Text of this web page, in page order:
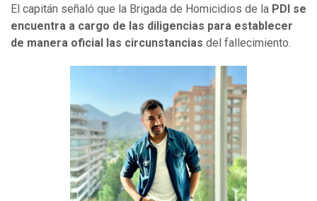
El capitán señaló que la Brigada de Homicidios de la PDI se
encuentra a cargo de las diligencias para establecer
de manera oficial las circunstancias del fallecimiento.